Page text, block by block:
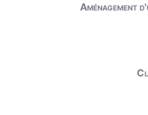
Aménagement